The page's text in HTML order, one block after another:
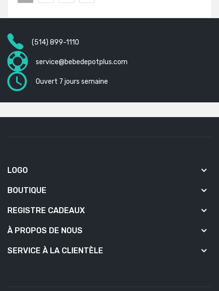
(514) 899-1110
service@bebedepotplus.com
Ouvert 7 jours semaine
LOGO
BOUTIQUE
REGISTRE CADEAUX
À PROPOS DE NOUS
SERVICE À LA CLIENTÈLE